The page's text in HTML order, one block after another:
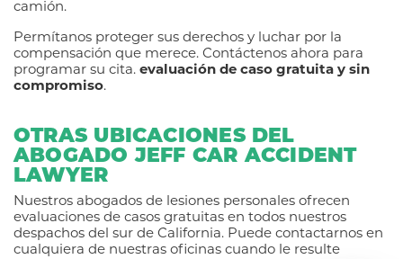
camión.
Permítanos proteger sus derechos y luchar por la
compensación que merece. Contáctenos ahora para
programar su cita. evaluación de caso gratuita y sin
compromiso.
OTRAS UBICACIONES DEL
ABOGADO JEFF CAR ACCIDENT
LAWYER
Nuestros abogados de lesiones personales ofrecen
evaluaciones de casos gratuitas en todos nuestros
despachos del sur de California. Puede contactarnos en
cualquiera de nuestras oficinas cuando le resulte